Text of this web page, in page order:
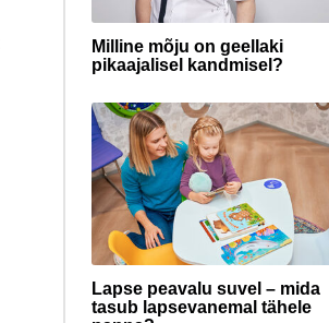
Milline mõju on geellaki
pikaajalisel kandmisel?
Lapse peavalu suvel – mida
tasub lapsevanemal tähele